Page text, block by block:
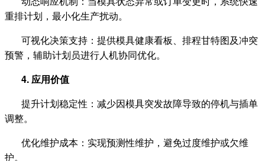
重排计划，最小化生产扰动。
可视化决策支持：提供模具健康看板、排程甘特图及冲突
预警，辅助计划员进行人机协同优化。
4.应用价值
提升计划稳定性：减少因模具突发故障导致的停机与插单
调整。
优化维护成本：实现预测性维护，避免过度维护或欠维
护。